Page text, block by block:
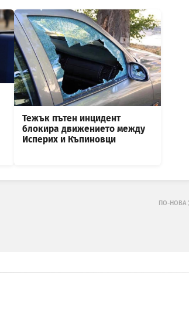
Тежък пътен инцидент
блокира движението между
Исперих и Къпиновци
ПО-НОВА